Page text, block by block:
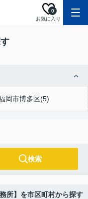
お気に入り
0
岡市博多区(5)
検索
務所】を市区町村から探す